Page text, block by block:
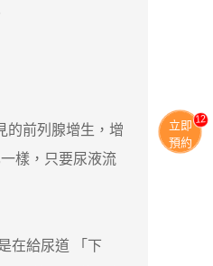
前列腺增生，增
樣，只要尿液流
在給尿道 「下
立即
預約
11